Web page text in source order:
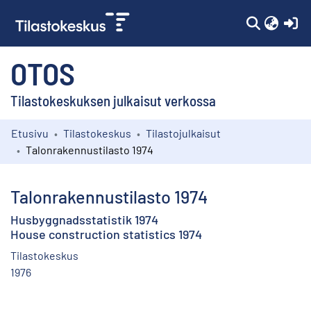
OTOS
Tilastokeskuksen julkaisut verkossa
Kokoelmat
Etusivu Tilastokeskus
Tilastojulkaisut
Talonrakennustilasto 1974
Talonrakennustilasto 1974
Husbyggnadsstatistik 1974
House construction statistics 1974
Tilastokeskus
1976